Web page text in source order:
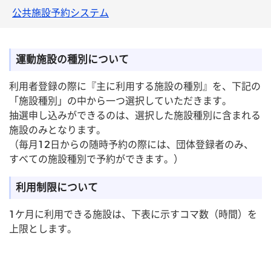
公共施設予約システム
運動施設の種別について
利用者登録の際に『主に利用する施設の種別』を、下記の
「施設種別」の中から一つ選択していただきます。
抽選申し込みができるのは、選択した施設種別に含まれる
施設のみとなります。
（毎月12日からの随時予約の際には、団体登録者のみ、
すべての施設種別で予約ができます。）
利用制限について
1ケ月に利用できる施設は、下表に示すコマ数（時間）を
上限とします。